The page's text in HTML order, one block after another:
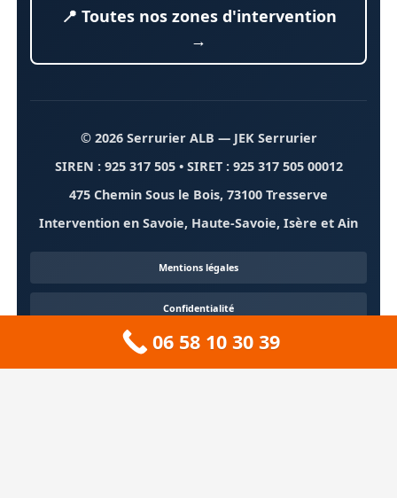
📍 Toutes nos zones d'intervention
→
© 2026 Serrurier ALB — JEK Serrurier
SIREN : 925 317 505 • SIRET : 925 317 505 00012
475 Chemin Sous le Bois, 73100 Tresserve
Intervention en Savoie, Haute-Savoie, Isère et Ain
Mentions légales
Confidentialité
Contact
06 58 10 30 39